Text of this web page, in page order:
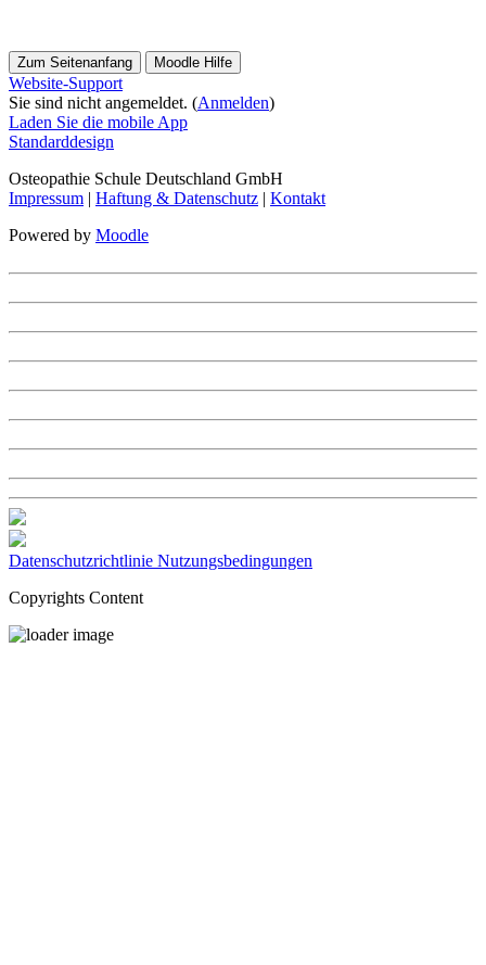
Zum Seitenanfang Moodle Hilfe
Website-Support
Sie sind nicht angemeldet. (Anmelden)
Laden Sie die mobile App
Standarddesign
Osteopathie Schule Deutschland GmbH
Impressum | Haftung & Datenschutz | Kontakt
Powered by Moodle
Datenschutzrichtlinie Nutzungsbedingungen
Copyrights Content